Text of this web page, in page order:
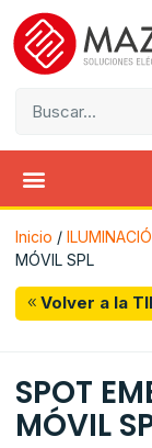
Inicio /
MÓVIL SPL
Volver a la
SPOT
MÓVIL